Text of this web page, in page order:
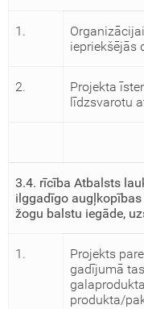
1.
iepriekšējās
2.
Projekta
līdzsvarotu
3.4. rīcība Atbalsts
ilggadīgo
žogu balstu iegāde,
1.
Projekts
gadījumā
produkta/